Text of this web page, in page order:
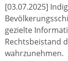
[03.07.2025]
gezielte
Rechtsbeistand
wahrzunehmen.